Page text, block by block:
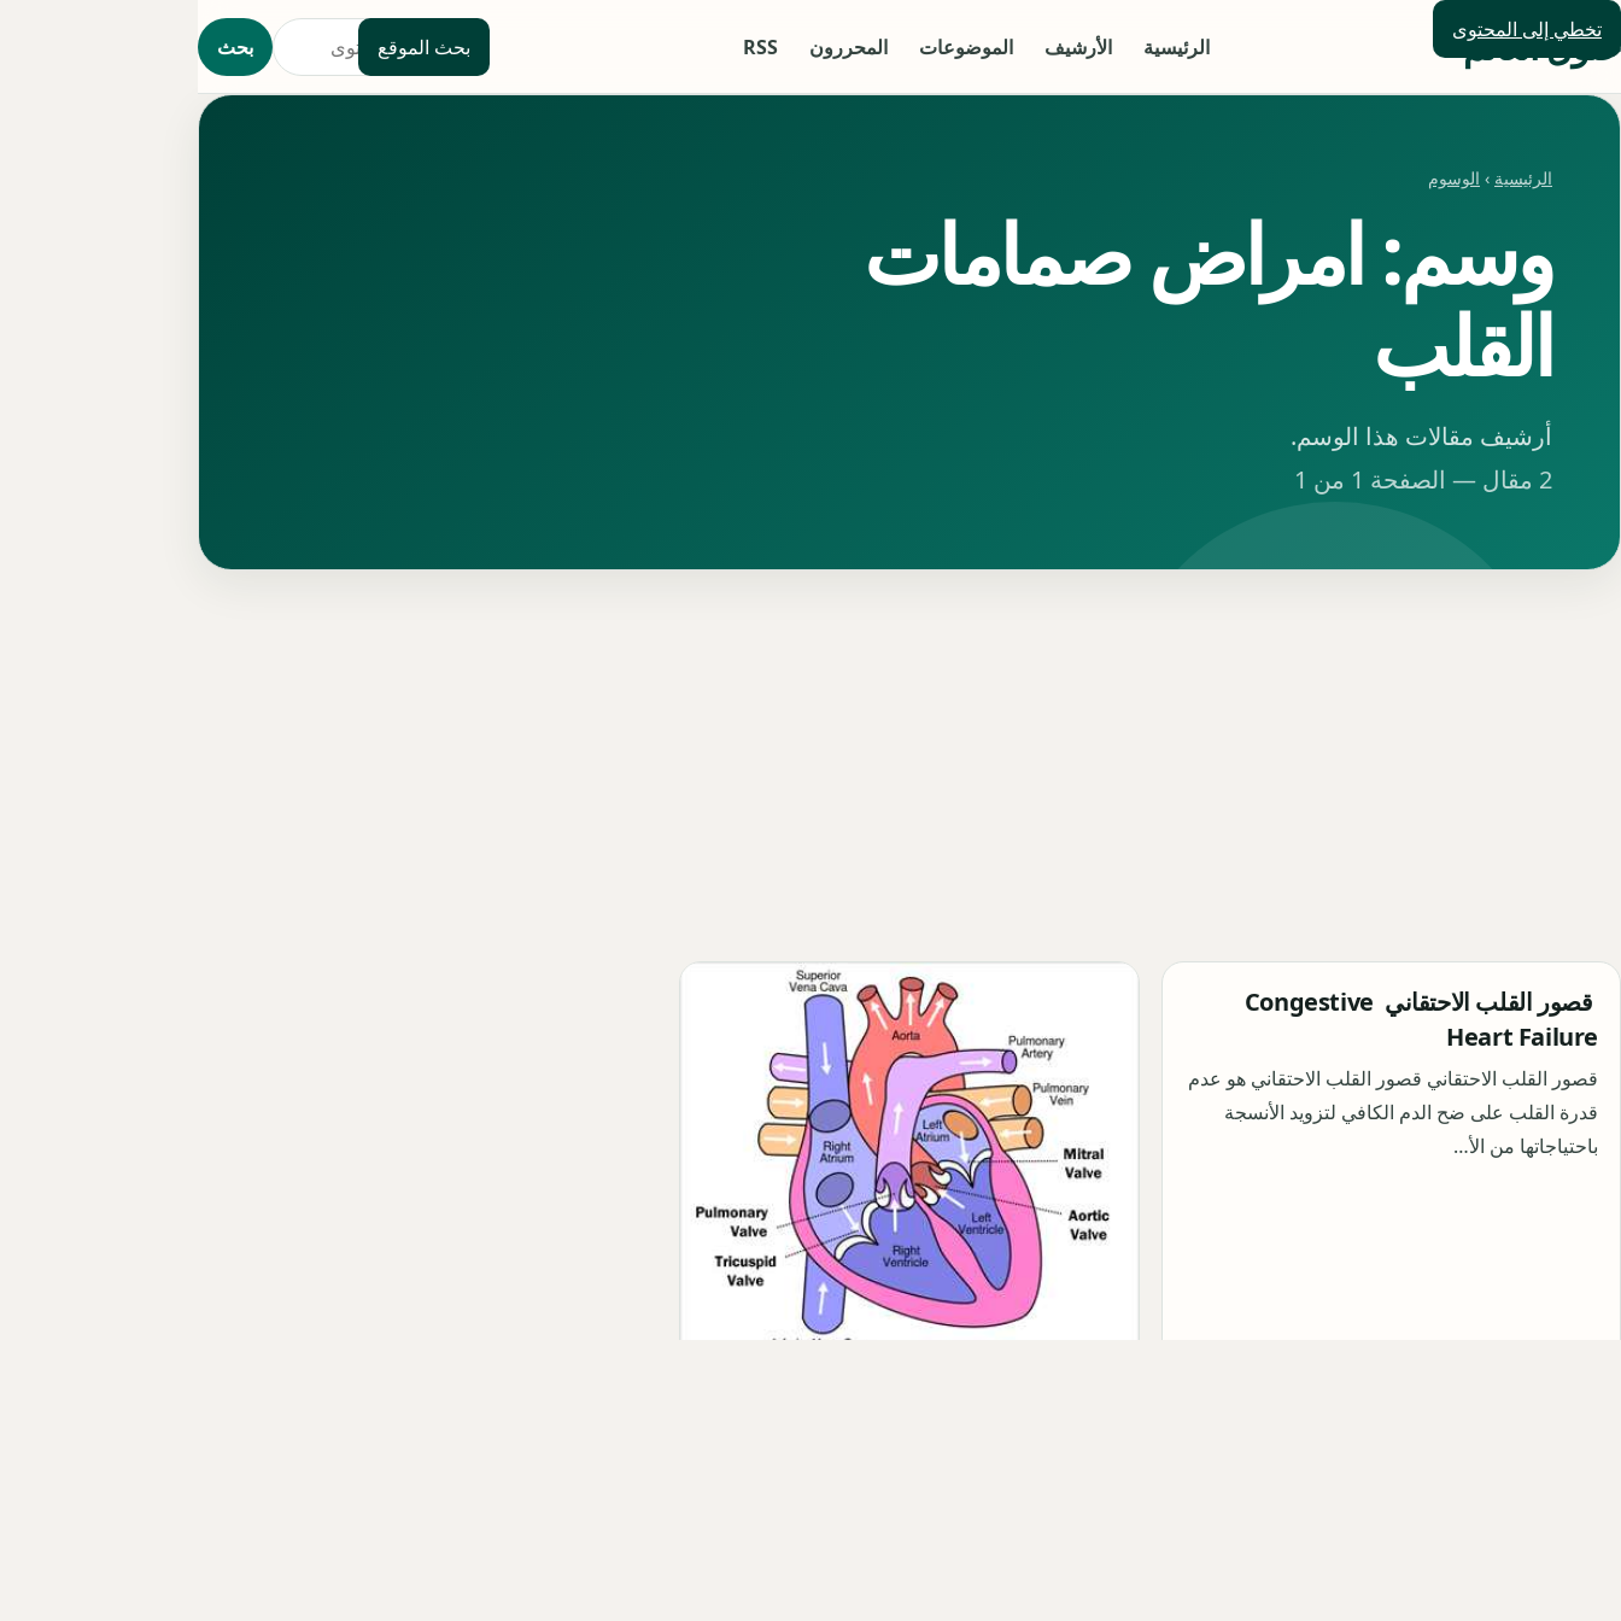
تخطي إلى المحتوى
حلول العالم الرئيسية الأرشيف الموضوعات المحررون RSS بحث الموقع بحث
الرئيسية › الوسوم
وسم: امراض صمامات
القلب
أرشيف مقالات هذا الوسم.
2 مقال — الصفحة 1 من 1
قصور القلب الاحتقاني Congestive
Heart Failure
قصور القلب الاحتقاني قصور القلب الاحتقاني هو عدم
قدرة القلب على ضح الدم الكافي لتزويد الأنسجة
باحتياجاتها من الأ…